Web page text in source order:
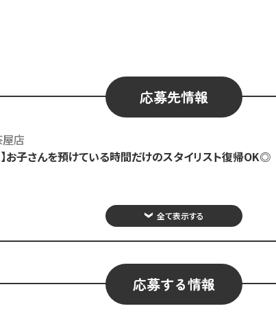
応募先情報
店
お子さんを預けている時間だけのスタイリスト復帰OK◎
全て表示する
応募する情報